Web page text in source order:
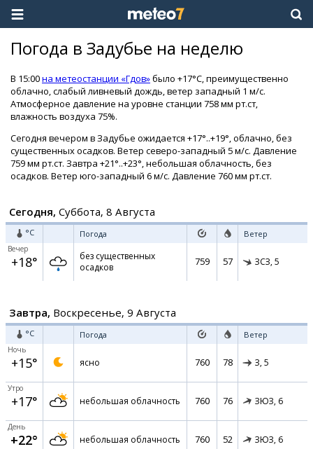
Погода в Задубье на неделю
В 15:00на метеостанции «Гдов»было +17°C, преимущественно
облачно, слабый ливневый дождь, ветер западный 1 м/с.
Атмосферное давление на уровне станции 758 мм рт.ст,
влажность воздуха 75%.
Сегодня вечером в Задубье ожидается +17°..+19°, облачно, без
существенных осадков. Ветер северо-западный 5 м/с. Давление
759 мм рт.ст. Завтра +21°..+23°, небольшая облачность, без
осадков. Ветер юго-западный 6 м/с. Давление 760 мм рт.ст.
Сегодня, Суббота, 8 Августа
°C Погода Ветер
Вечер
+18°
без существенных
осадков
759 57 ЗСЗ, 5
Завтра, Воскресенье, 9 Августа
°C Погода Ветер
Ночь
+15° ясно 760 78 З, 5
Утро
+17° небольшая облачность 760 76 ЗЮЗ, 6
День
+22° небольшая облачность 760 52 ЗЮЗ, 6